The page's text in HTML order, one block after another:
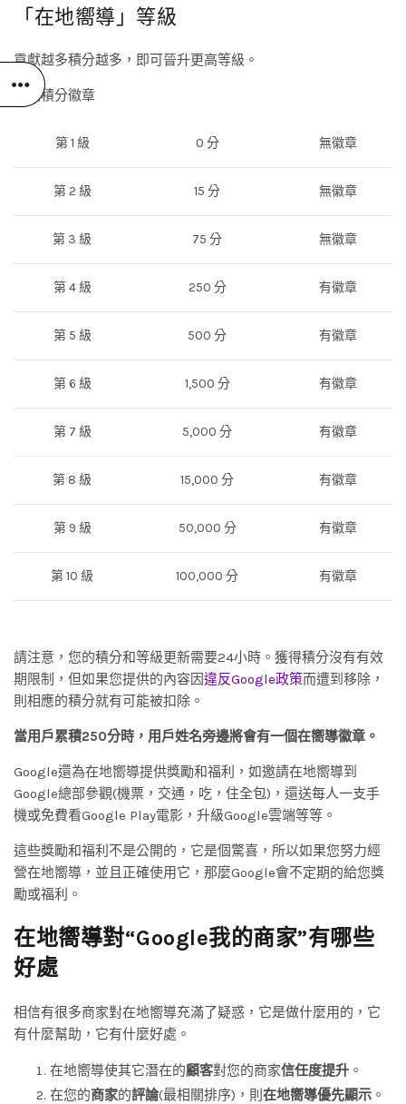
「在地嚮導」等級
貢獻越多積分越多，即可晉升更高等級。
等級積分徽章
第 1 級 0 分 無徽章
第 2 級 15 分 無徽章
第 3 級 75 分 無徽章
第 4 級 250 分 有徽章
第 5 級 500 分 有徽章
第 6 級 1,500 分 有徽章
第 7 級 5,000 分 有徽章
第 8 級 15,000 分 有徽章
第 9 級 50,000 分 有徽章
第 10 級 100,000 分 有徽章
請注意，您的積分和等級更新需要24小時。獲得積分沒有有效
期限制，但如果您提供的內容因違反Google政策而遭到移除，
則相應的積分就有可能被扣除。
當用戶累積250分時，用戶姓名旁邊將會有一個在嚮導徽章。
Google還為在地嚮導提供獎勵和福利，如邀請在地嚮導到
Google總部參觀(機票，交通，吃，住全包)，還送每人一支手
機或免費看Google Play電影，升級Google雲端等等。
這些獎勵和福利不是公開的，它是個驚喜，所以如果您努力經
營在地嚮導，並且正確使用它，那麼Google會不定期的給您獎
勵或福利。
在地嚮導對“Google我的商家”有哪些
好處
相信有很多商家對在地嚮導充滿了疑惑，它是做什麼用的，它
有什麼幫助，它有什麼好處。
在地嚮導使其它潛在的顧客對您的商家信任度提升 。
在您的商家的評論(最相關排序)，則 在地嚮導優先顯示 。